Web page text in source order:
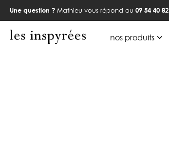
Une question ? Mathieu vous répond au 09 54 40
nos produits